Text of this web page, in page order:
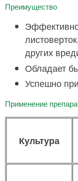
Преимущество
других
Обладает
Успешно
Применение
Культура